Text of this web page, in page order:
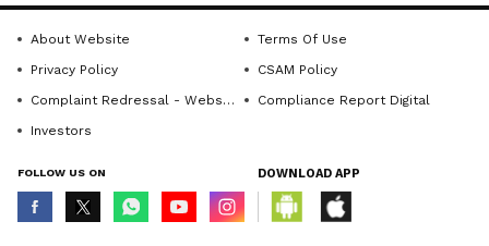
About Website
Terms Of Use
Privacy Policy
CSAM Policy
Complaint Redressal - Website
Compliance Report Digital
Investors
FOLLOW US ON DOWNLOAD APP